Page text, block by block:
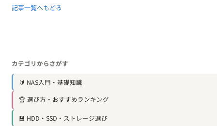
記事一覧へもどる
カテゴリからさがす
🔰 NAS入門・基礎知識
🏆 選び方・おすすめランキング
💾 HDD・SSD・ストレージ選び